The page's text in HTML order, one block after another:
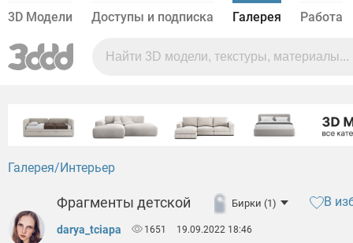
3D Модели Доступы и подписка Галерея Работа
Галерея Интерьер
Фрагменты детской Бирки (1) В
darya_tciapa 1651
19.09.2022 18:46